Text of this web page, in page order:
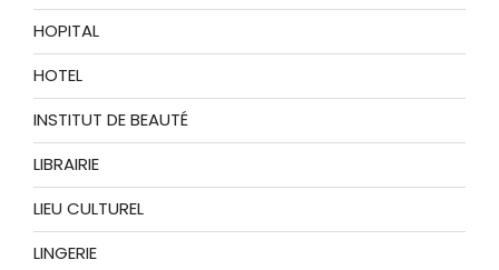
HOPITAL
HOTEL
INSTITUT DE BEAUTÉ
LIBRAIRIE
LIEU CULTUREL
LINGERIE